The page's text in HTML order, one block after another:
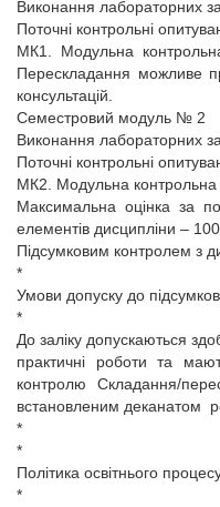
Виконання лабораторних
Поточні контрольні
МК1. Модульна
Перескладання можливе
консультацій.
Семестровий модуль № 2
Виконання лабораторних
Поточні контрольні
МК2. Модульна контрольна
Максимальна оцінка за
елементів дисципліни – 100
Підсумковим контролем з
*
Умови допуску до
*
До заліку допускаються
практичні роботи та
контролю Складання/
встановленим деканатом
*
*
Політика освітнього
*